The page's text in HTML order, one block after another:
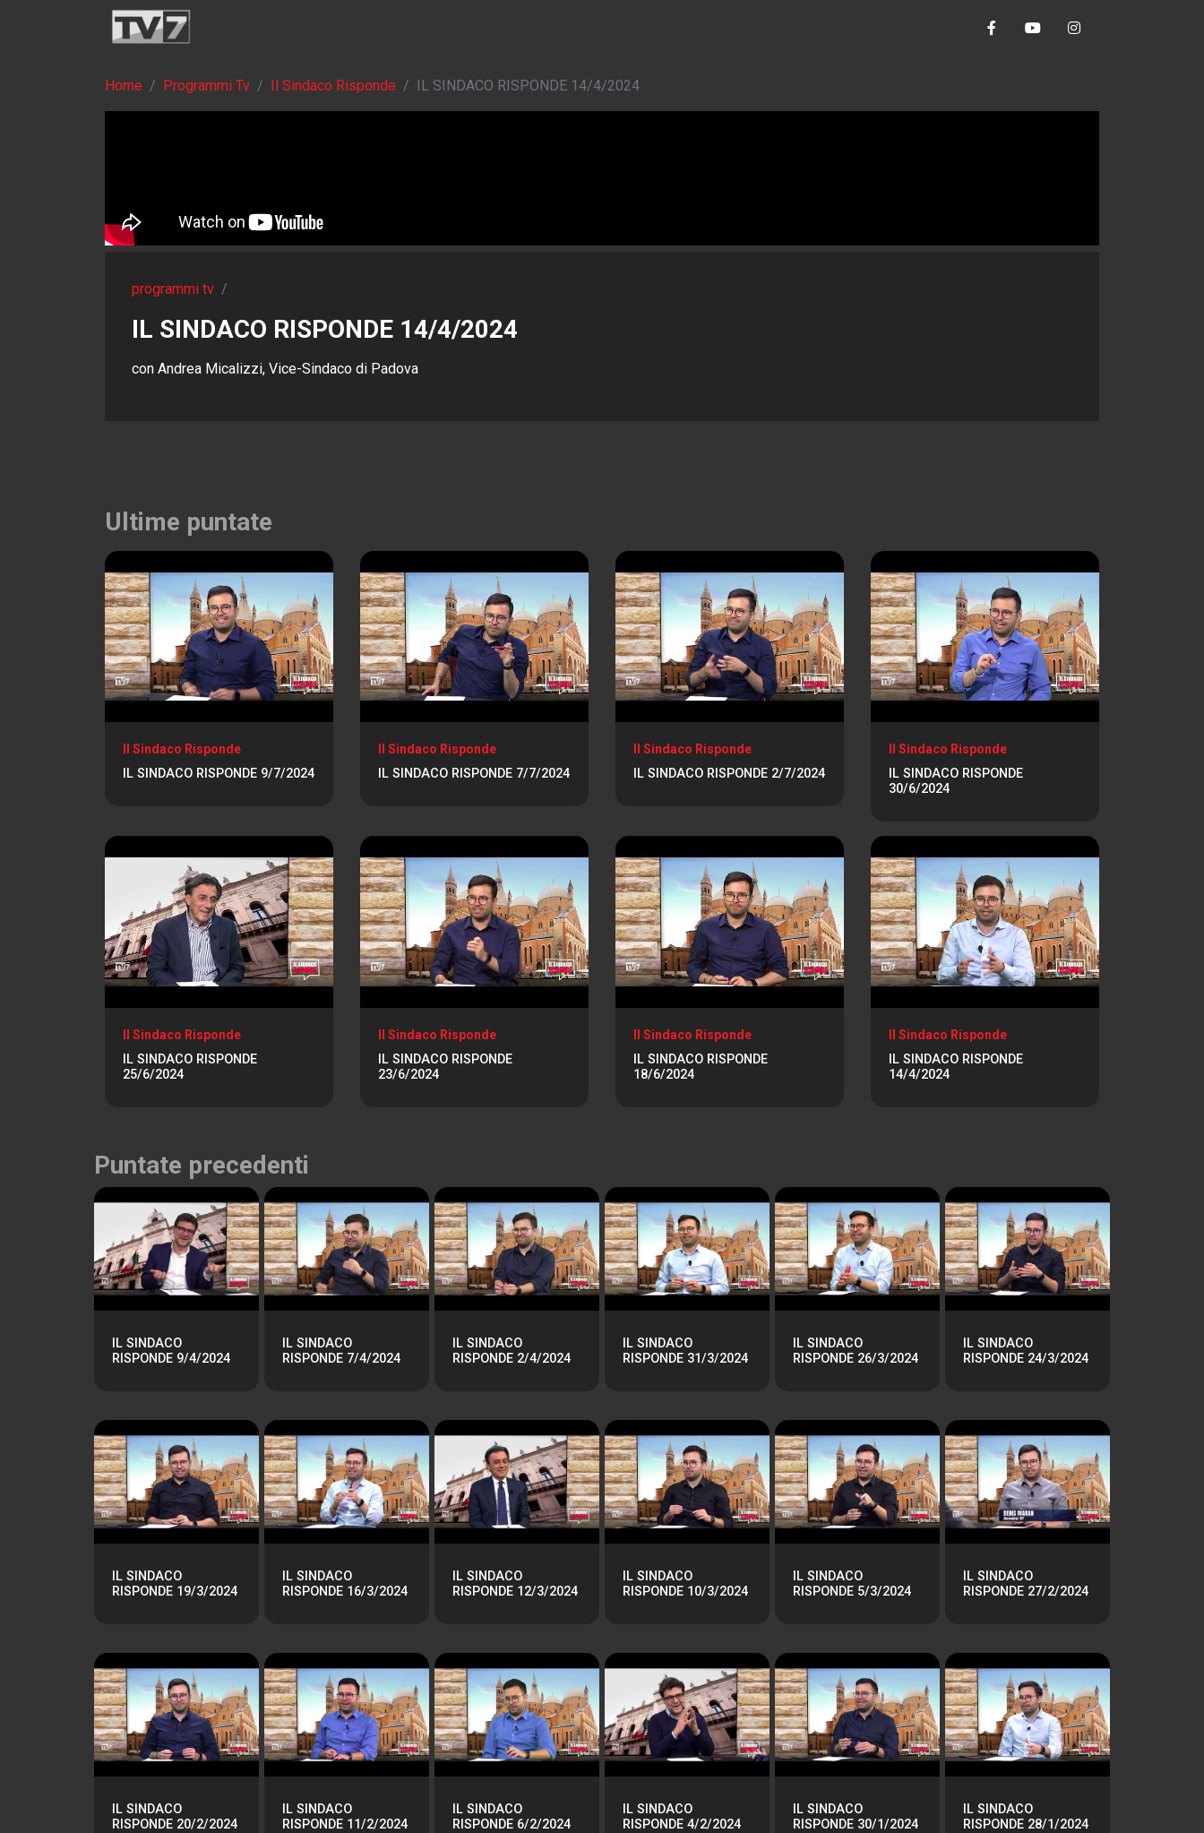
Home Programmi Tv Il Sindaco Risponde IL SINDACO RISPONDE 14/4/2024
programmi tv /
IL SINDACO RISPONDE 14/4/2024
con Andrea Micalizzi, Vice-Sindaco di Padova
Ultime puntate
Il Sindaco Risponde
IL SINDACO RISPONDE 9/7/2024
Il Sindaco Risponde
IL SINDACO RISPONDE 7/7/2024
Il Sindaco Risponde
IL SINDACO RISPONDE 2/7/2024
Il Sindaco Risponde
IL SINDACO RISPONDE
30/6/2024
Il Sindaco Risponde
IL SINDACO RISPONDE
25/6/2024
Il Sindaco Risponde
IL SINDACO RISPONDE
23/6/2024
Il Sindaco Risponde
IL SINDACO RISPONDE
18/6/2024
Il Sindaco Risponde
IL SINDACO RISPONDE
14/4/2024
Puntate precedenti
IL SINDACO
RISPONDE 9/4/2024
IL SINDACO
RISPONDE 7/4/2024
IL SINDACO
RISPONDE 2/4/2024
IL SINDACO
RISPONDE 31/3/2024
IL SINDACO
RISPONDE 26/3/2024
IL SINDACO
RISPONDE 24/3/2024
IL SINDACO
RISPONDE 19/3/2024
IL SINDACO
RISPONDE 16/3/2024
IL SINDACO
RISPONDE 12/3/2024
IL SINDACO
RISPONDE 10/3/2024
IL SINDACO
RISPONDE 5/3/2024
IL SINDACO
RISPONDE 27/2/2024
IL SINDACO
RISPONDE 20/2/2024
IL SINDACO
RISPONDE 11/2/2024
IL SINDACO
RISPONDE 6/2/2024
IL SINDACO
RISPONDE 4/2/2024
IL SINDACO
RISPONDE 30/1/2024
IL SINDACO
RISPONDE 28/1/2024